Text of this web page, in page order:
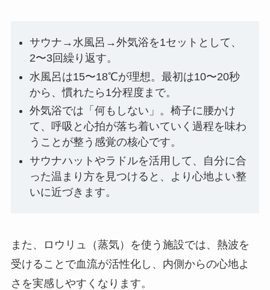
サウナ→水風呂→外気浴を1セットとして、
2〜3回繰り返す。
水風呂は15〜18℃が理想。最初は10〜20秒
から、慣れたら1分程度まで。
外気浴では「何もしない」。椅子に腰かけ
て、呼吸と心拍が落ち着いていく過程を味わ
うことが整う感覚の核心です。
サウナハットやラドルを活用して、自分に合
った温まり方を見つけると、より心地よい整
いに近づきます。
また、ロウリュ（蒸気）を使う施設では、熱波を
受けることで血流が活性化し、内側からの心地よ
さを実感しやすくなります。